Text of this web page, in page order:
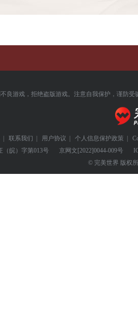
良游戏，拒绝盗版游戏。注意自我保护，谨防受
| 联系我们 | 用户协议 | 个人信息保护政策 |
（皖）字第013号
京网文[2022]0044-009号
© 完美世界 版权所